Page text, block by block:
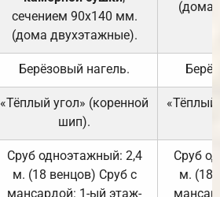
сечением 90х140 мм.
(дома двухэтажные).
(дома
Берёзовый нагель.
«Тёплый угол» (коренной
шип).
«Тёплый
Сруб одноэтажный: 2,4
м. (18 венцов) Сруб с
мансардой: 1-ый этаж-
Сруб
м. (18